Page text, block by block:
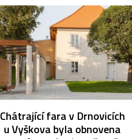
Chátrající fara v Drnovicích
u Vyškova byla obnovena